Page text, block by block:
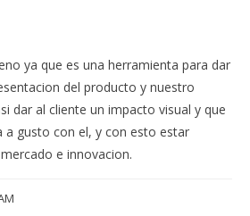
ya que es una herramienta para dar
del producto y nuestro
dar al cliente un impacto visual y que
a gusto con el, y con esto estar
e innovacion.